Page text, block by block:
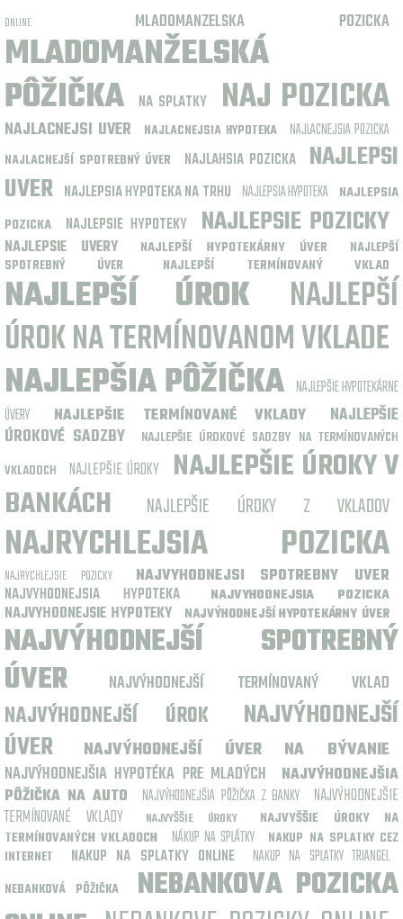
ONLINE
MLADOMANZELSKA POZICKA
MLADOMANŽELSKÁ
PÔŽIČKA
NA SPLATKY NAJ POZICKA
NAJLACNEJSI UVER NAJLACNEJSIA HYPOTEKA NAJLACNEJSIA POZICKA
NAJLACNEJŠÍ SPOTREBNÝ ÚVER NAJLAHSIA POZICKA
NAJLEPSI
UVER NAJLEPSIA HYPOTEKA NA TRHU NAJLEPSIA HYPOTEKA NAJLEPSIA
POZICKA
NAJLEPSIE HYPOTEKY NAJLEPSIE POZICKY
NAJLEPSIE UVERY NAJLEPŠÍ HYPOTEKÁRNY ÚVER
NAJLEPŠÍ
SPOTREBNÝ ÚVER
NAJLEPŠÍ TERMÍNOVANÝ VKLAD
NAJLEPŠÍ ÚROK
NAJLEPŠÍ
ÚROK NA TERMÍNOVANOM VKLADE
NAJLEPŠIA PÔŽIČKA NAJLEPŠIE HYPOTEKÁRNE
ÚVERY
NAJLEPŠIE TERMÍNOVANÉ VKLADY
NAJLEPŠIE
ÚROKOVÉ SADZBY
NAJLEPŠIE ÚROKOVÉ SADZBY NA TERMÍNOVANÝCH
VKLADOCH
NAJLEPŠIE ÚROKY NAJLEPŠIE ÚROKY V
BANKÁCH
NAJLEPŠIE ÚROKY Z VKLADOV
NAJRYCHLEJSIA POZICKA
NAJRYCHLEJSIE POZICKY
NAJVYHODNEJSI SPOTREBNY UVER
NAJVYHODNEJSIA HYPOTEKA
NAJVYHODNEJSIA POZICKA
NAJVYHODNEJSIE HYPOTEKY NAJVÝHODNEJŠÍ HYPOTEKÁRNY ÚVER
NAJVÝHODNEJŠÍ SPOTREBNÝ
ÚVER
NAJVÝHODNEJŠÍ TERMÍNOVANÝ VKLAD
NAJVÝHODNEJŠÍ ÚROK
NAJVÝHODNEJŠÍ
ÚVER
NAJVÝHODNEJŠÍ ÚVER NA BÝVANIE
NAJVÝHODNEJŠIA HYPOTÉKA PRE MLADÝCH
NAJVÝHODNEJŠIA
PÔŽIČKA NA AUTO
NAJVÝHODNEJŠIA PÔŽIČKA Z BANKY
NAJVÝHODNEJŠIE
TERMÍNOVANÉ VKLADY
NAJVYŠŠIE ÚROKY
NAJVYŠŠIE ÚROKY NA
TERMÍNOVANÝCH VKLADOCH
NÁKUP NA SPLÁTKY
NAKUP NA SPLATKY CEZ
INTERNET
NAKUP NA SPLATKY ONLINE NAKUP NA SPLATKY TRIANGEL
NEBANKOVÁ PÔŽIČKA
NEBANKOVA POZICKA